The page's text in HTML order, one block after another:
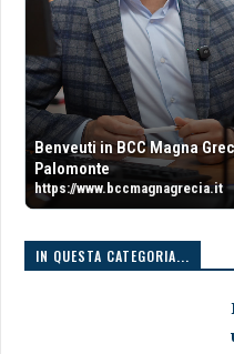
Benveuti in BCC Magna
Palomonte
https://www.bccmagnagrecia.it
IN QUESTA CATEGORIA...